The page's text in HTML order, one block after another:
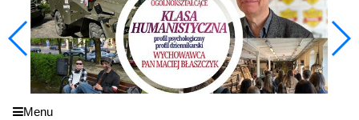
Menu